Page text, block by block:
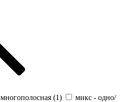
многополосная (1)
микс - одно/